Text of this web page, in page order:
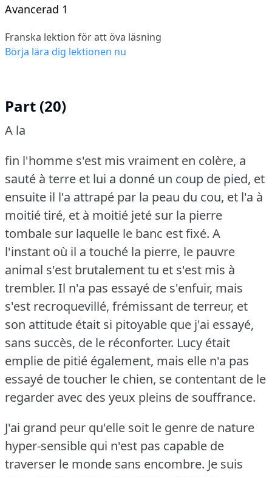
Avancerad 1
Franska lektion för att öva läsning
Börja lära dig lektionen nu
Part (20)
A la
fin l'homme s'est mis vraiment en colère, a
sauté à terre et lui a donné un coup de pied, et
ensuite il l'a attrapé par la peau du cou, et l'a à
moitié tiré, et à moitié jeté sur la pierre
tombale sur laquelle le banc est fixé. A
l'instant où il a touché la pierre, le pauvre
animal s'est brutalement tu et s'est mis à
trembler. Il n'a pas essayé de s'enfuir, mais
s'est recroquevillé, frémissant de terreur, et
son attitude était si pitoyable que j'ai essayé,
sans succès, de le réconforter. Lucy était
emplie de pitié également, mais elle n'a pas
essayé de toucher le chien, se contentant de le
regarder avec des yeux pleins de souffrance.
J'ai grand peur qu'elle soit le genre de nature
hyper-sensible qui n'est pas capable de
traverser le monde sans encombre. Je suis